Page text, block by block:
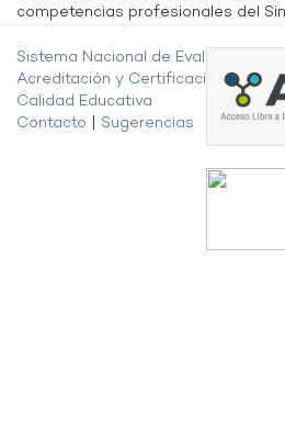
competencias profesionales del
Sistema Nacional de Evaluación,
Acreditación y Certificación de la
Calidad Educativa
Contacto
Sugerencias